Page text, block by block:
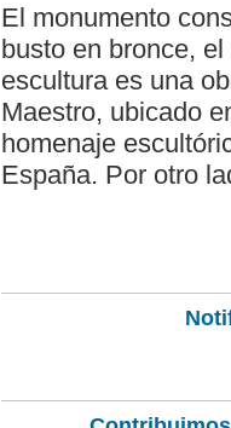
El monumento
busto en bronce,
escultura es una
Maestro, ubicado
homenaje
España. Por otro